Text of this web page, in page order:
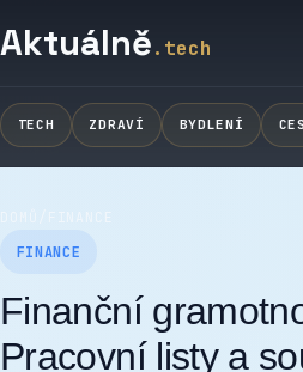
Aktuálně.tech
TECH ZDRAVÍ BYDLENÍ
FINANCE
Finanční
Pracovní listy a